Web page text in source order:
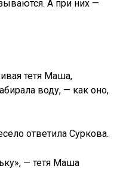
А при них —
тетя Маша,
воду, — как оно,
ответила Суркова.
— тетя Маша